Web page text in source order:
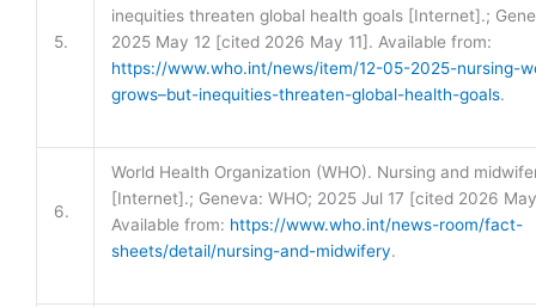
5.
inequities threaten global health goals [Internet].;
2025 May 12 [cited 2026 May 11]. Available from:
https://www.who.int/news/item/12-05-2025-nursing-
grows–but-inequities-threaten-global-health-goals.
6.
World Health Organization (WHO). Nursing and
[Internet].; Geneva: WHO; 2025 Jul 17 [cited 2026
Available from: https://www.who.int/news-room/fact-
sheets/detail/nursing-and-midwifery.